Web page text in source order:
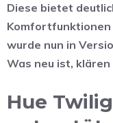
Diese bietet
Komfortfunktionen
wurde nun in
Was neu ist,
Hue